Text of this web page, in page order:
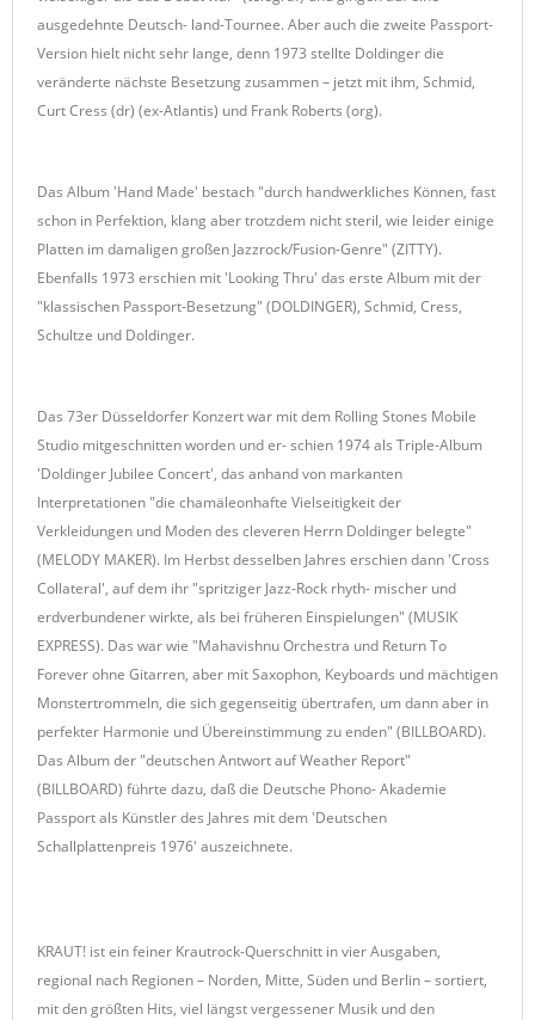
ausgedehnte Deutsch- land-Tournee. Aber auch die zweite Passport-
Version hielt nicht sehr lange, denn 1973 stellte Doldinger die
veränderte nächste Besetzung zusammen – jetzt mit ihm, Schmid,
Curt Cress (dr) (ex-Atlantis) und Frank Roberts (org).
Das Album 'Hand Made' bestach "durch handwerkliches Können, fast
schon in Perfektion, klang aber trotzdem nicht steril, wie leider einige
Platten im damaligen großen Jazzrock/Fusion-Genre" (ZITTY).
Ebenfalls 1973 erschien mit 'Looking Thru' das erste Album mit der
"klassischen Passport-Besetzung" (DOLDINGER), Schmid, Cress,
Schultze und Doldinger.
Das 73er Düsseldorfer Konzert war mit dem Rolling Stones Mobile
Studio mitgeschnitten worden und er- schien 1974 als Triple-Album
'Doldinger Jubilee Concert', das anhand von markanten
Interpretationen "die chamäleonhafte Vielseitigkeit der
Verkleidungen und Moden des cleveren Herrn Doldinger belegte"
(MELODY MAKER). Im Herbst desselben Jahres erschien dann 'Cross
Collateral', auf dem ihr "spritziger Jazz-Rock rhyth- mischer und
erdverbundener wirkte, als bei früheren Einspielungen" (MUSIK
EXPRESS). Das war wie "Mahavishnu Orchestra und Return To
Forever ohne Gitarren, aber mit Saxophon, Keyboards und mächtigen
Monstertrommeln, die sich gegenseitig übertrafen, um dann aber in
perfekter Harmonie und Übereinstimmung zu enden" (BILLBOARD).
Das Album der "deutschen Antwort auf Weather Report"
(BILLBOARD) führte dazu, daß die Deutsche Phono- Akademie
Passport als Künstler des Jahres mit dem 'Deutschen
Schallplattenpreis 1976' auszeichnete.
KRAUT! ist ein feiner Krautrock-Querschnitt in vier Ausgaben,
regional nach Regionen – Norden, Mitte, Süden und Berlin – sortiert,
mit den größten Hits, viel längst vergessener Musik und den